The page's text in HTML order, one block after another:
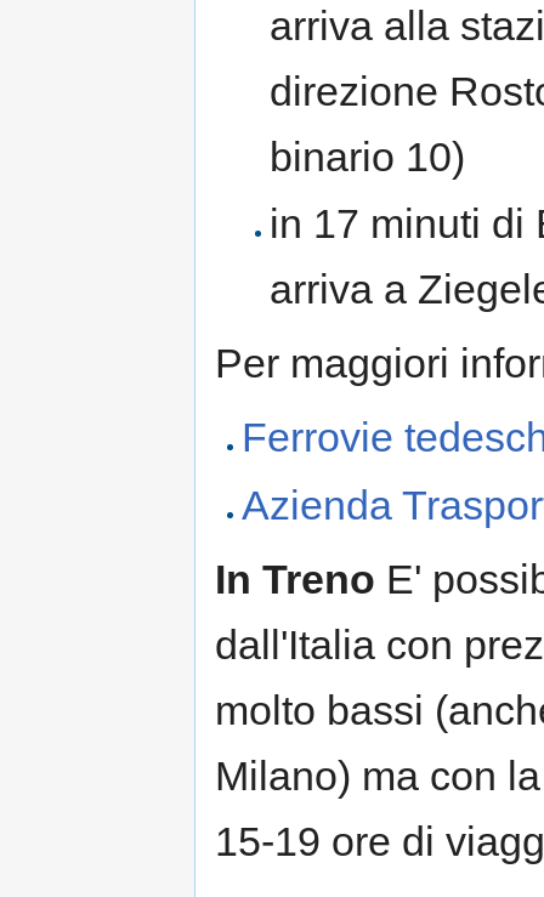
arriva alla
direzione
binario 10)
in 17 minuti di
arriva a
Per maggiori
Ferrovie
Azienda
In Treno E'
dall'Italia con
molto bassi
Milano) ma con
15-19 ore di